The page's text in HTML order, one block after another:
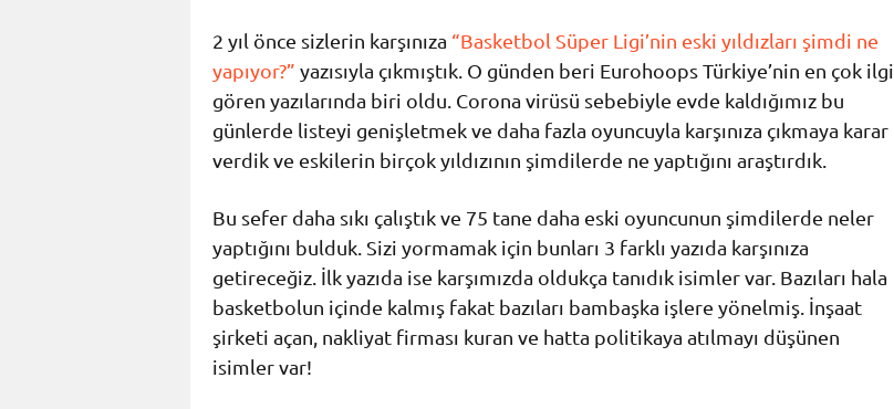
2 yıl önce sizlerin karşınıza “Basketbol Süper Ligi’nin eski yıldızları şimdi ne
yapıyor?” yazısıyla çıkmıştık. O günden beri Eurohoops Türkiye’nin en çok ilgi
gören yazılarında biri oldu. Corona virüsü sebebiyle evde kaldığımız bu
günlerde listeyi genişletmek ve daha fazla oyuncuyla karşınıza çıkmaya karar
verdik ve eskilerin birçok yıldızının şimdilerde ne yaptığını araştırdık.
Bu sefer daha sıkı çalıştık ve 75 tane daha eski oyuncunun şimdilerde neler
yaptığını bulduk. Sizi yormamak için bunları 3 farklı yazıda karşınıza
getireceğiz. İlk yazıda ise karşımızda oldukça tanıdık isimler var. Bazıları hala
basketbolun içinde kalmış fakat bazıları bambaşka işlere yönelmiş. İnşaat
şirketi açan, nakliyat firması kuran ve hatta politikaya atılmayı düşünen
isimler var!